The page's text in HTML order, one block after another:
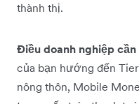
thành thị.
Điều doanh nghiệp
của bạn hướng đến
nông thôn, Mobile